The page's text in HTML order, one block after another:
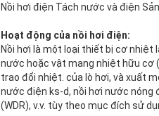
Nồi hơi điện Tách nước và điện
Hoạt động của nồi hơi điện:
Nồi hơi là một loại thiết bị cơ nhiệt
nước hoặc vật mang nhiệt hữu cơ
trao đổi nhiệt. của lò hơi, và xuất
nước điện ks-d, nồi hơi nước nóng
(WDR), v.v. tùy theo mục đích sử